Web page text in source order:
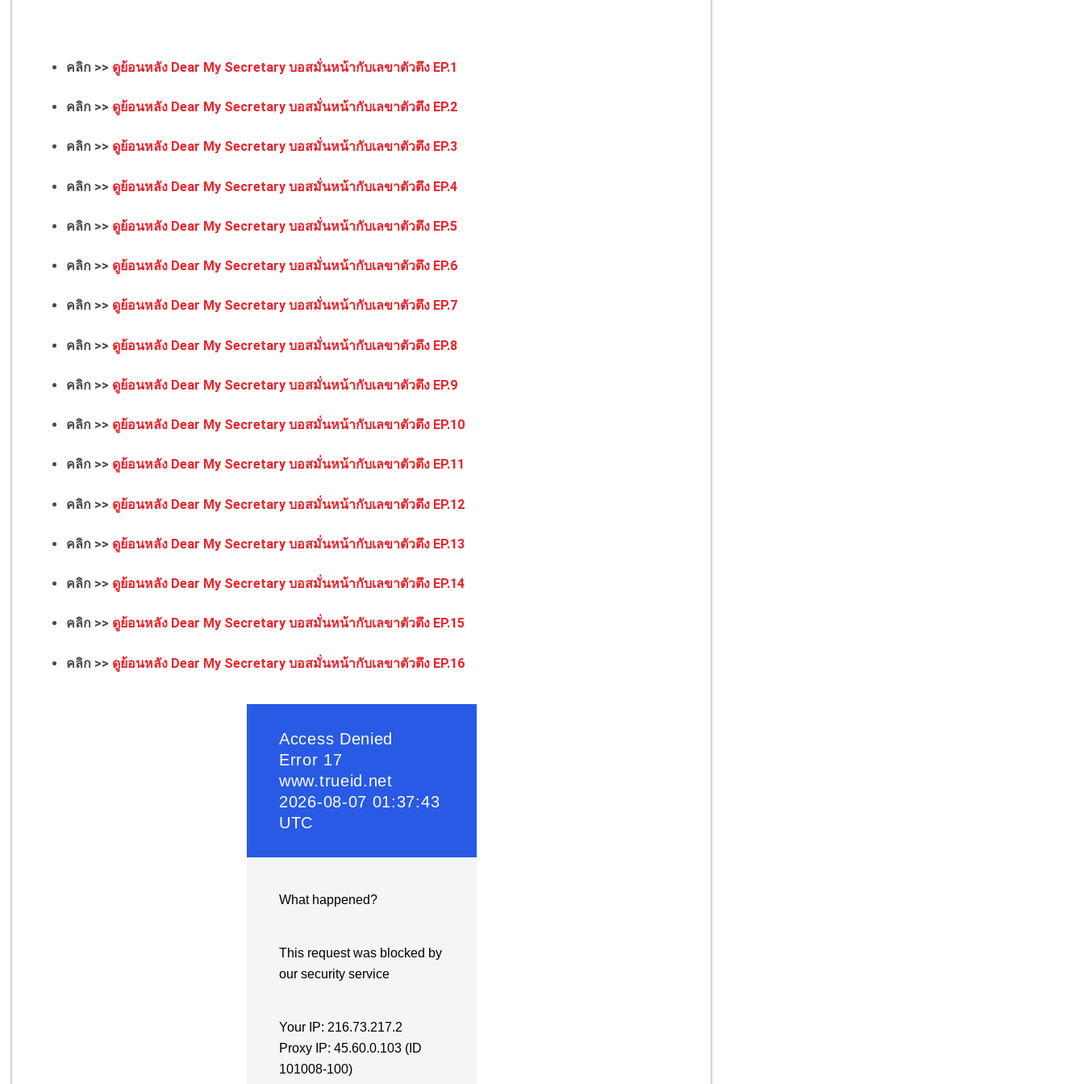
คลิก >> ดูย้อนหลัง Dear My Secretary บอสมั่นหน้ากับเลขาตัวตึง EP.1
คลิก >> ดูย้อนหลัง Dear My Secretary บอสมั่นหน้ากับเลขาตัวตึง EP.2
คลิก >> ดูย้อนหลัง Dear My Secretary บอสมั่นหน้ากับเลขาตัวตึง EP.3
คลิก >> ดูย้อนหลัง Dear My Secretary บอสมั่นหน้ากับเลขาตัวตึง EP.4
คลิก >> ดูย้อนหลัง Dear My Secretary บอสมั่นหน้ากับเลขาตัวตึง EP.5
คลิก >> ดูย้อนหลัง Dear My Secretary บอสมั่นหน้ากับเลขาตัวตึง EP.6
คลิก >> ดูย้อนหลัง Dear My Secretary บอสมั่นหน้ากับเลขาตัวตึง EP.7
คลิก >> ดูย้อนหลัง Dear My Secretary บอสมั่นหน้ากับเลขาตัวตึง EP.8
คลิก >> ดูย้อนหลัง Dear My Secretary บอสมั่นหน้ากับเลขาตัวตึง EP.9
คลิก >> ดูย้อนหลัง Dear My Secretary บอสมั่นหน้ากับเลขาตัวตึง EP.10
คลิก >> ดูย้อนหลัง Dear My Secretary บอสมั่นหน้ากับเลขาตัวตึง EP.11
คลิก >> ดูย้อนหลัง Dear My Secretary บอสมั่นหน้ากับเลขาตัวตึง EP.12
คลิก >> ดูย้อนหลัง Dear My Secretary บอสมั่นหน้ากับเลขาตัวตึง EP.13
คลิก >> ดูย้อนหลัง Dear My Secretary บอสมั่นหน้ากับเลขาตัวตึง EP.14
คลิก >> ดูย้อนหลัง Dear My Secretary บอสมั่นหน้ากับเลขาตัวตึง EP.15
คลิก >> ดูย้อนหลัง Dear My Secretary บอสมั่นหน้ากับเลขาตัวตึง EP.16